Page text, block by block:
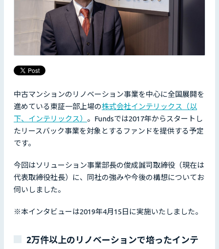
中古マンションのリノベーション事業を中心に全国展開を
進めている東証一部上場の株式会社インテリックス（以
下、インテリックス） 。Fundsでは2017年からスタートし
たリースバック事業を対象とするファンドを提供する予定
です。
今回はソリューション事業部長の俊成誠司取締役（現在は
代表取締役社長）に、同社の強みや今後の構想についてお
伺いしました。
※本インタビューは2019年4月15日に実施いたしました。
2万件以上のリノベーションで培ったインテ